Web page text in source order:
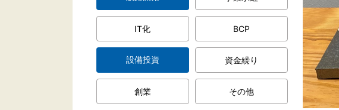
IT化 BCP
設備投資 資金繰り
創業 その他